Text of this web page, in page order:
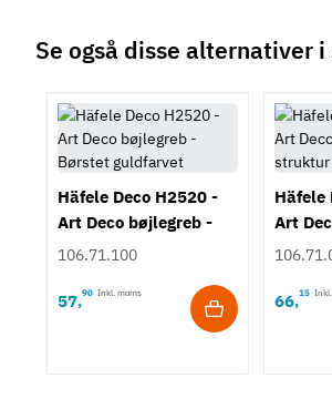
Se også disse alternativer
Häfele Deco H2520 -
Art Deco bøjlegreb -
Børstet guldfarvet
106.71.100
57,90 Inkl. moms
Häfele
Art
66,15